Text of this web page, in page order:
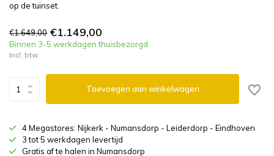
op de tuinset.
€1.649,00 €1.149,00
Binnen 3-5 werkdagen thuisbezorgd
Incl. btw
Toevoegen aan winkelwagen
4 Megastores: Nijkerk - Numansdorp - Leiderdorp - Eindhoven
3 tot 5 werkdagen levertijd
Gratis af te halen in Numansdorp